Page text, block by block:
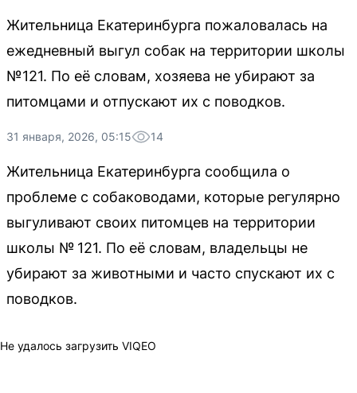
Жительница Екатеринбурга пожаловалась на
ежедневный выгул собак на территории школы
№121. По её словам, хозяева не убирают за
питомцами и отпускают их с поводков.
31 января, 2026, 05:15 14
Жительница Екатеринбурга сообщила о
проблеме с собаководами, которые регулярно
выгуливают своих питомцев на территории
школы № 121. По её словам, владельцы не
убирают за животными и часто спускают их с
поводков.
Не удалось загрузить VIQEO